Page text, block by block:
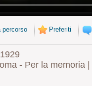
percorso Preferiti
1929
- Per la memoria